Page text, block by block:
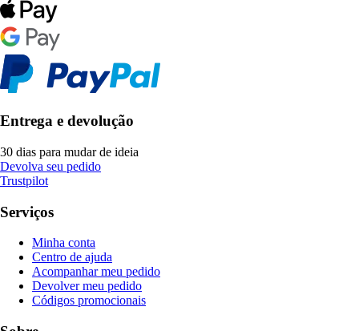
Entrega e devolução
30 dias para mudar de ideia
Devolva seu pedido
Trustpilot
Serviços
Minha conta
Centro de ajuda
Acompanhar meu pedido
Devolver meu pedido
Códigos promocionais